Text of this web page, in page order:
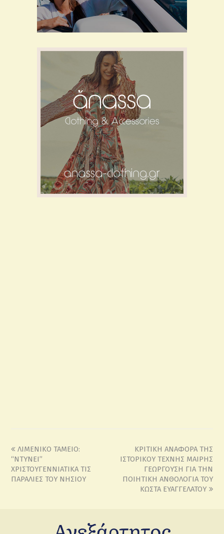
ΛΙΜΕΝΙΚΟ ΤΑΜΕΙΟ:
“ΝΤΥΝΕΙ”
ΧΡΙΣΤΟΥΓΕΝΝΙΑΤΙΚΑ ΤΙΣ
ΠΑΡΑΛΙΕΣ ΤΟΥ ΝΗΣΙΟΥ
ΚΡΙΤΙΚΗ ΑΝΑΦΟΡΑ ΤΗΣ
ΙΣΤΟΡΙΚΟΥ ΤΕΧΝΗΣ ΜΑΙΡΗΣ
ΓΕΩΡΓΟΥΣΗ ΓΙΑ ΤΗΝ
ΠΟΙΗΤΙΚΗ ΑΝΘΟΛΟΓΙΑ ΤΟΥ
ΚΩΣΤΑ ΕΥΑΓΓΕΛΑΤΟΥ